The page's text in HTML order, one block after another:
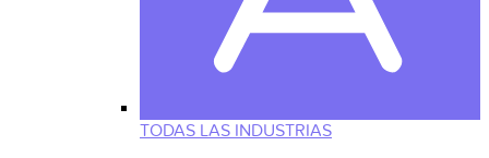
TODAS LAS INDUSTRIAS